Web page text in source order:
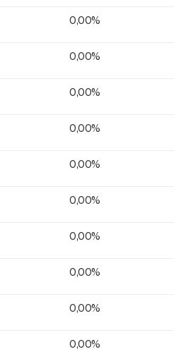
0,00%
0,00%
0,00%
0,00%
0,00%
0,00%
0,00%
0,00%
0,00%
0,00%